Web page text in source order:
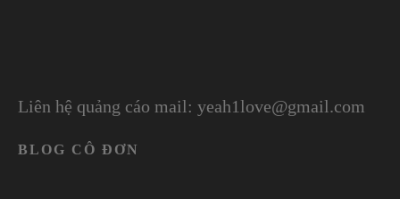
Liên hệ quảng cáo mail: yeah1love@gmail.com
BLOG CÔ ĐƠN